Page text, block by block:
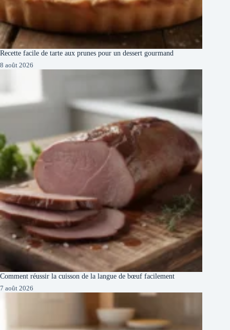
Recette facile de tarte aux prunes pour un dessert gourmand
8 août 2026
Comment réussir la cuisson de la langue de bœuf facilement
7 août 2026